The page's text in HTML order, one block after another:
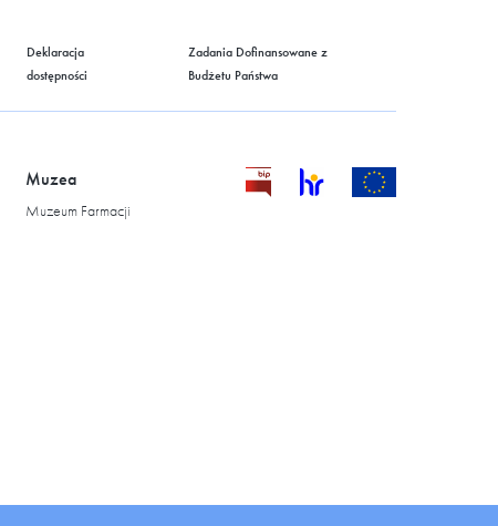
Deklaracja
dostępności
Zadania Dofinansowane z
Budżetu Państwa
Muzea
Muzeum Farmacji